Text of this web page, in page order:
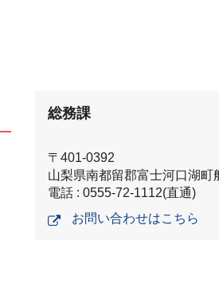
総務課
〒401-0392
山梨県南都留郡富士河口湖町
電話 : 0555-72-1112(直通)
お問い合わせはこちら